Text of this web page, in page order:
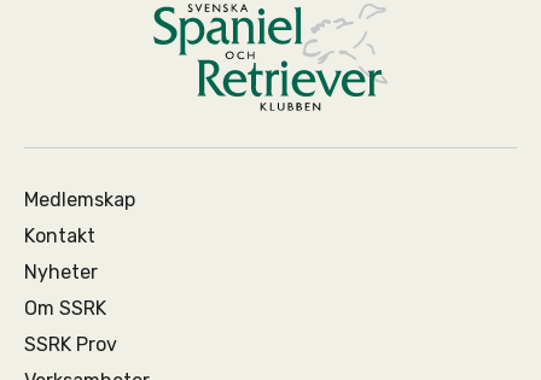
Medlemskap
Kontakt
Nyheter
Om SSRK
SSRK Prov